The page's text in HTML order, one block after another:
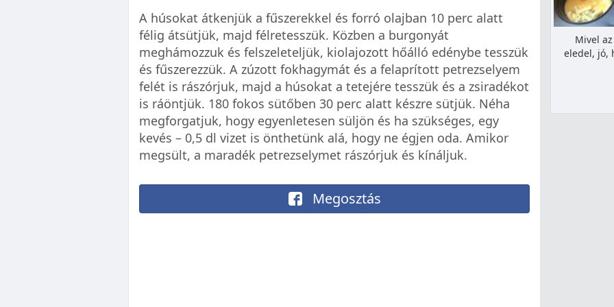
A húsokat átkenjük a fűszerekkel és forró olajban 10 perc alatt
félig átsütjük, majd félretesszük. Közben a burgonyát
meghámozzuk és felszeleteljük, kiolajozott hőálló edénybe tesszük
és fűszerezzük. A zúzott fokhagymát és a felaprított petrezselyem
felét is rászórjuk, majd a húsokat a tetejére tesszük és a zsiradékot
is ráöntjük. 180 fokos sütőben 30 perc alatt készre sütjük. Néha
megforgatjuk, hogy egyenletesen süljön és ha szükséges, egy
kevés – 0,5 dl vizet is önthetünk alá, hogy ne égjen oda. Amikor
megsült, a maradék petrezselymet rászórjuk és kínáljuk.
Megosztás
Mivel
eledel, jó,